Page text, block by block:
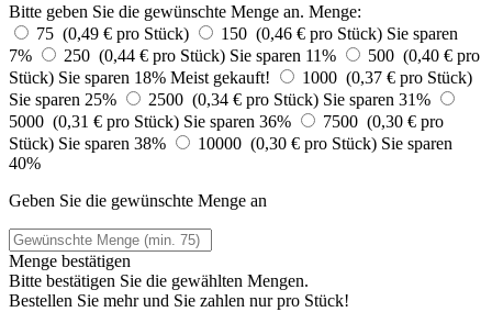
Bitte geben Sie die gewünschte Menge an. Menge:
75 (0,49 € pro Stück)
150 (0,46 € pro Stück) Sie sparen
7%
250 (0,44 € pro Stück) Sie sparen 11%
500 (0,40 € pro
Stück) Sie sparen 18% Meist gekauft!
1000 (0,37 € pro Stück)
Sie sparen 25%
2500 (0,34 € pro Stück) Sie sparen 31%
5000 (0,31 € pro Stück) Sie sparen 36%
7500 (0,30 € pro
Stück) Sie sparen 38% 10000 (0,30 € pro Stück) Sie sparen
40%
Geben Sie die gewünschte Menge an
Menge bestätigen
Bitte bestätigen Sie die gewählten Mengen.
Bestellen Sie mehr und Sie zahlen nurpro Stück!